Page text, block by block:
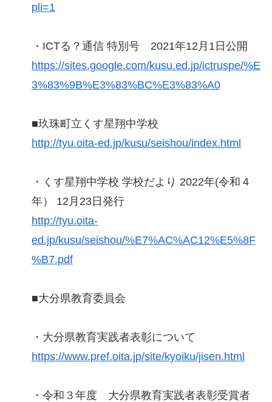
pli=1
・ICTる？通信 特別号 2021年12月1日公開
https://sites.google.com/kusu.ed.jp/ictruspe/%E
3%83%9B%E3%83%BC%E3%83%A0
■玖珠町立くす星翔中学校
http://tyu.oita-ed.jp/kusu/seishou/index.html
・くす星翔中学校 学校だより 2022年(令和４
年） 12月23日発行
http://tyu.oita-
ed.jp/kusu/seishou/%E7%AC%AC12%E5%8F
%B7.pdf
■大分県教育委員会
・大分県教育実践者表彰について
https://www.pref.oita.jp/site/kyoiku/jisen.html
・令和３年度 大分県教育実践者表彰受賞者